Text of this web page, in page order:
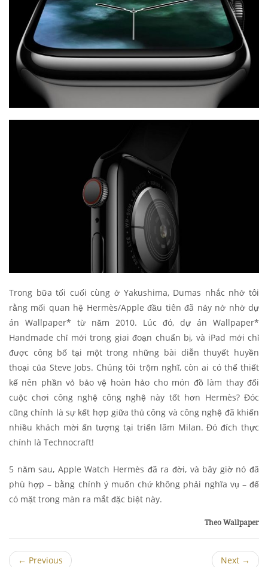
Trong bữa tối cuối cùng ở Yakushima, Dumas nhắc nhở tôi
rằng mối quan hệ Hermès/Apple đầu tiên đã nảy nở nhờ dự
án Wallpaper* từ năm 2010. Lúc đó, dự án Wallpaper*
Handmade chỉ mới trong giai đoạn chuẩn bị, và iPad mới chỉ
được công bố tại một trong những bài diễn thuyết huyền
thoại của Steve Jobs. Chúng tôi trộm nghĩ, còn ai có thể thiết
kế nên phần vỏ bảo vệ hoàn hảo cho món đồ làm thay đổi
cuộc chơi công nghệ công nghệ này tốt hơn Hermès? Đóc
cũng chính là sự kết hợp giữa thủ công và công nghệ đã khiến
nhiều khách mời ấn tượng tại triển lãm Milan. Đó đích thực
chính là Technocraft!
5 năm sau, Apple Watch Hermès đã ra đời, và bây giờ nó đã
phù hợp – bằng chính ý muốn chứ không phải nghĩa vụ – để
có mặt trong màn ra mắt đặc biệt này.
Theo Wallpaper
← Previous Next →